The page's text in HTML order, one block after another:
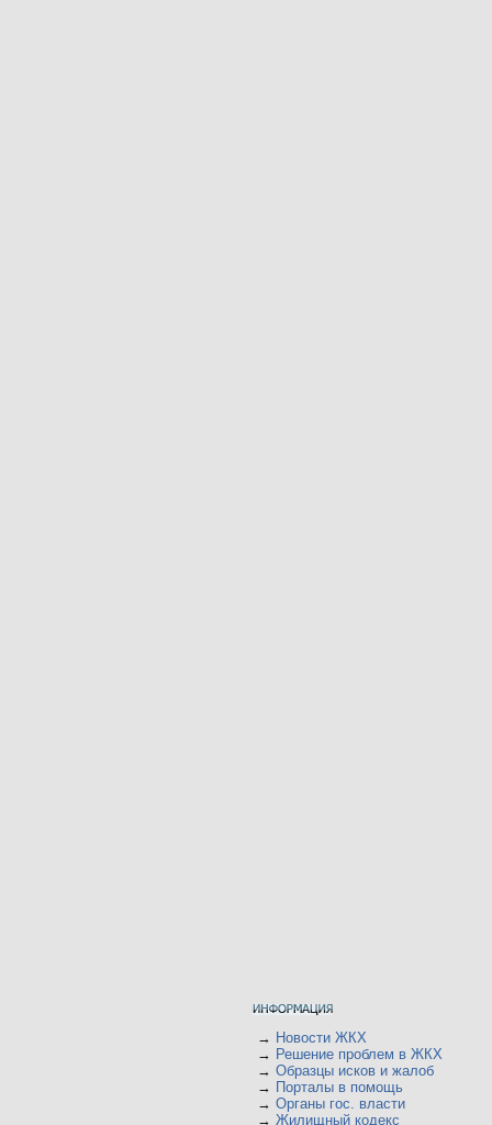
→ Новости ЖКХ
→ Решение проблем в ЖКХ
→ Образцы исков и жалоб
→ Порталы в помощь
→ Органы гос. власти
→ Жилищный кодекс